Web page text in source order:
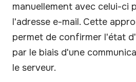
manuellement avec celui-ci
l'adresse e-mail. Cette
permet de confirmer l'état
par le biais d'une
le serveur.